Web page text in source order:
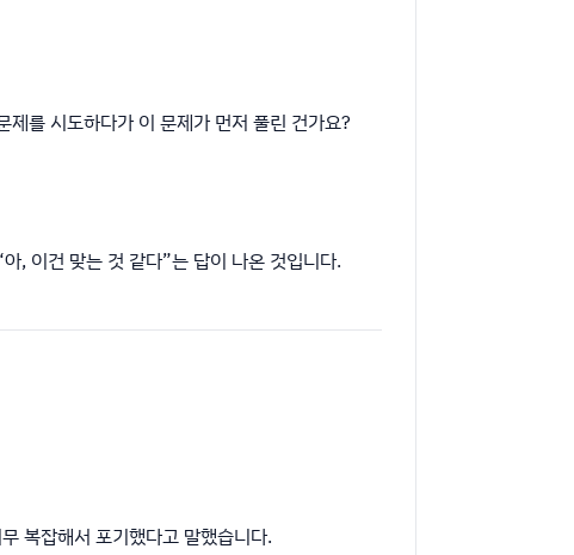
를 시도하다가 이 문제가 먼저 풀린 건가요?
, 이건 맞는 것 같다”는 답이 나온 것입니다.
복잡해서 포기했다고 말했습니다.